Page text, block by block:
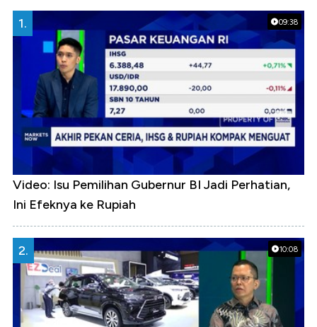
09:38
1.
Video: Isu Pemilihan Gubernur BI Jadi Perhatian,
Ini Efeknya ke Rupiah
10:08
2.